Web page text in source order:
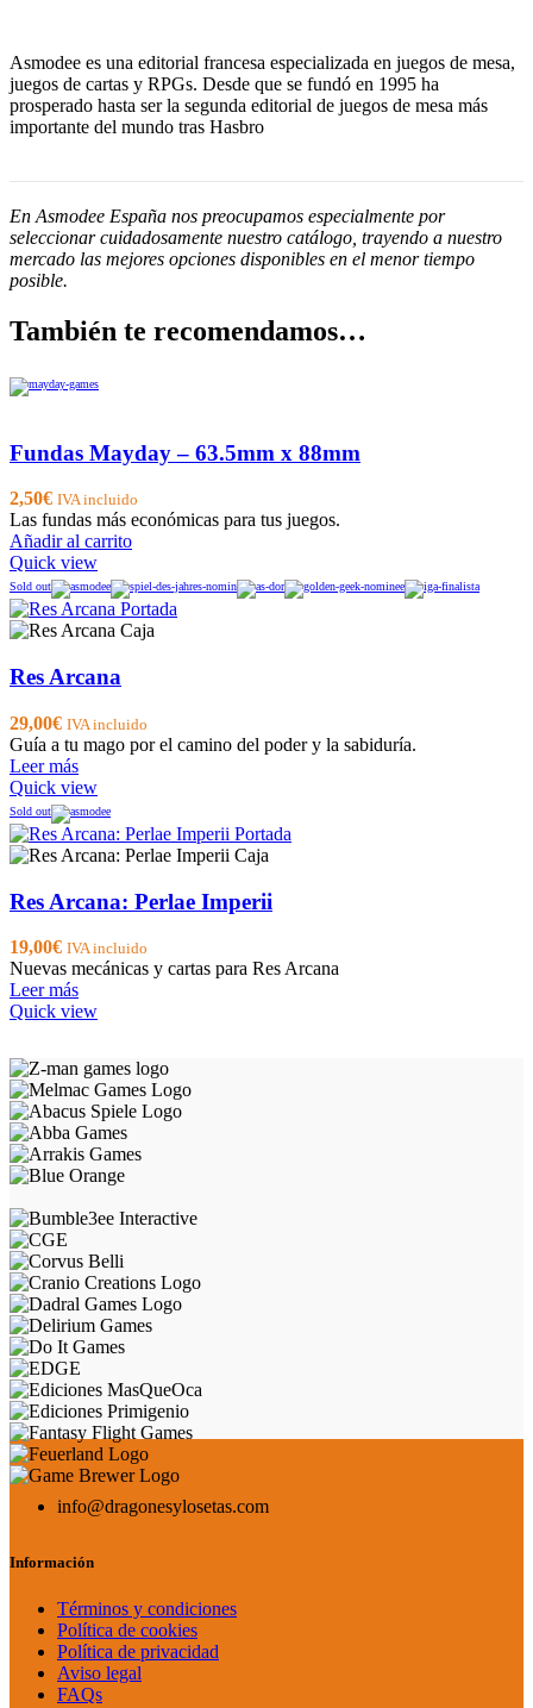
Asmodee es una editorial francesa especializada en juegos de mesa,
juegos de cartas y RPGs. Desde que se fundó en 1995 ha
prosperado hasta ser la segunda editorial de juegos de mesa más
importante del mundo tras Hasbro
En Asmodee España nos preocupamos especialmente por
seleccionar cuidadosamente nuestro catálogo, trayendo a nuestro
mercado las mejores opciones disponibles en el menor tiempo
posible.
También te recomendamos…
Fundas Mayday – 63.5mm x 88mm
2,50€ IVA incluido
Las fundas más económicas para tus juegos.
Añadir al carrito
Quick view
Sold out
Res Arcana
29,00€ IVA incluido
Guía a tu mago por el camino del poder y la sabiduría.
Leer más
Quick view
Sold out
Res Arcana: Perlae Imperii
19,00€ IVA incluido
Nuevas mecánicas y cartas para Res Arcana
Leer más
Quick view
info@dragonesylosetas.com
Información
Términos y condiciones
Política de cookies
Política de privacidad
Aviso legal
FAQs